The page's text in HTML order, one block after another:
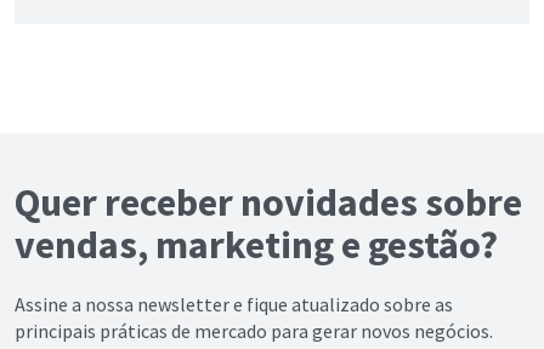
Quer receber novidades sobre
vendas, marketing e gestão?
Assine a nossa newsletter e fique atualizado sobre as
principais práticas de mercado para gerar novos negócios.